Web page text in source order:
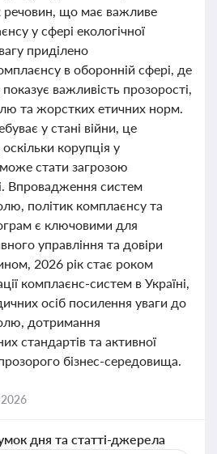
речовин, що має важливе
у сфері екологічної
приділено
в оборонній сфері, де
важливість прозорості,
та жорстких етичних норм.
у стані війни, це
корупція у
може стати загрозою
Впровадження систем
політик комплаєнсу та
є ключовими для
управління та довіри
2026 рік стає роком
комплаєнс-систем в Україні,
осіб посилення уваги до
дотримання
стандартів та активної
бізнес-середовища.
дня та статті-джерела